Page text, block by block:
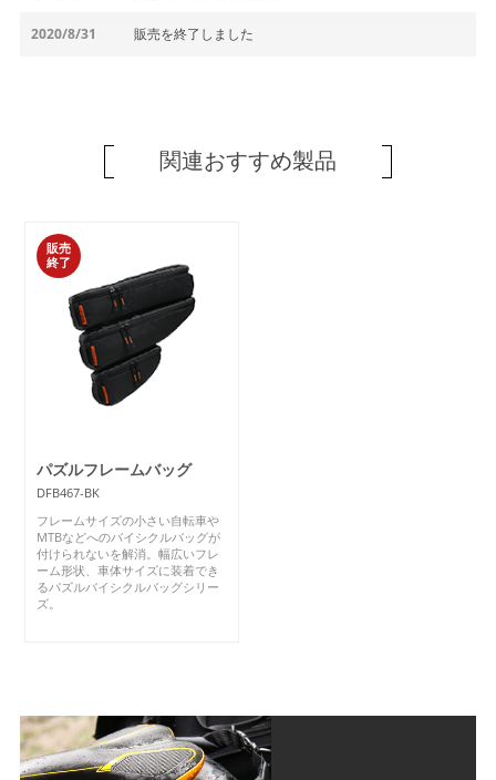
2020/8/31 販売を終了しました
関連おすすめ製品
販売
終了
パズルフレームバッグ
DFB467-BK
フレームサイズの小さい自転車や
MTBなどへのバイシクルバッグが
付けられないを解消。幅広いフレ
ーム形状、車体サイズに装着でき
るパズルバイシクルバッグシリー
ズ。